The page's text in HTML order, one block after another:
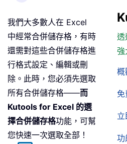
強
概
立
功
我們大多數人在 Excel
中經常合併儲存格，有時
還需對這些合併儲存格進
行格式設定、編輯或刪
除。此時，您必須先選取
所有合併儲存格——而
Kutools for Excel 的選
擇合併儲存格功能，可幫
您快速一次選取全部！